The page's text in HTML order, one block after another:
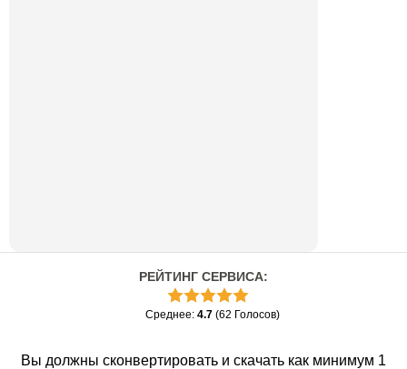
РЕЙТИНГ СЕРВИСА:
Среднее: 4.7 (62 Голосов)
Вы должны сконвертировать и скачать как минимум 1